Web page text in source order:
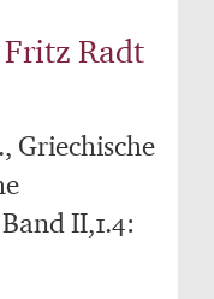
Radt
Griechische
II,1.4: